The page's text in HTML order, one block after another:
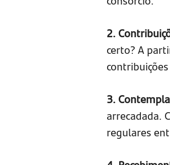
2.
certo? A
3.
arrecadada.
regulares